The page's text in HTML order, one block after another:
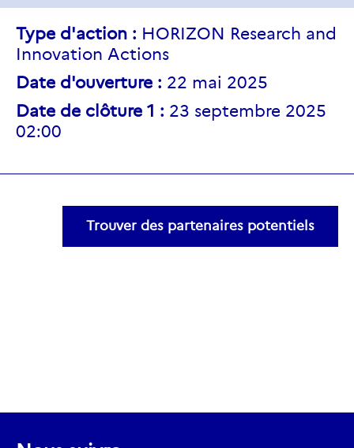
Type d'action : HORIZON Research and
Innovation Actions
Date d'ouverture : 22 mai 2025
Date de clôture 1 : 23 septembre 2025
02:00
Trouver des partenaires potentiels